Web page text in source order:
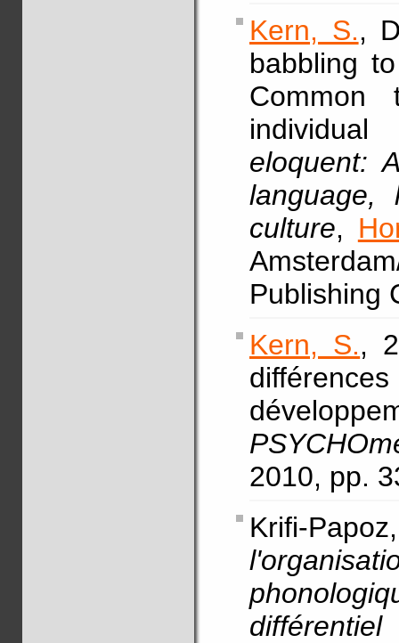
Kern, S.,
babbling
Common
eloquent:
language,
culture,
Publishing
Kern, S.,
2010, pp.
Krifi-